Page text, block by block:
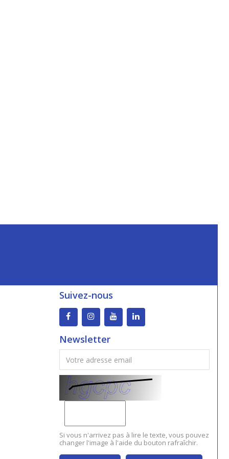
Suivez-nous
Newsletter
Si vous n'arrivez pas à lire le texte, vous pouvez
changer l'image à l'aide du bouton rafraîchir.